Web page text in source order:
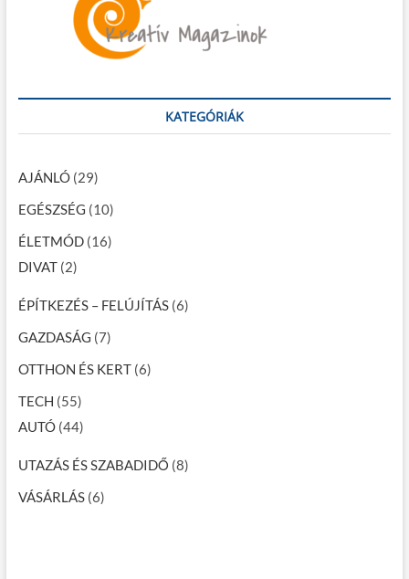
KATEGÓRIÁK
AJÁNLÓ(29)
EGÉSZSÉG (10)
ÉLETMÓD(16)
DIVAT(2)
ÉPÍTKEZÉS – FELÚJÍTÁS(6)
GAZDASÁG (7)
OTTHON ÉS KERT(6)
TECH (55)
AUTÓ(44)
UTAZÁS ÉS SZABADIDŐ (8)
VÁSÁRLÁS(6)